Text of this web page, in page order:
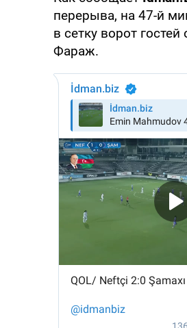
перерыва, на 47-й
в сетку ворот
Фараж.